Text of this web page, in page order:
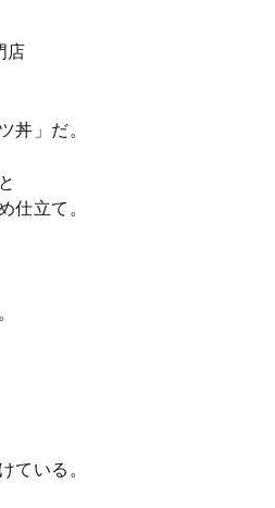
店
丼」だ。
仕立て。
ている。